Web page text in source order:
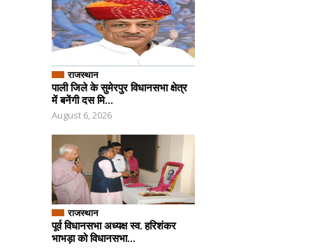
राजस्थान
पाली जिले के सुमेरपुर विधानसभा क्षेत्र
में बनेंगी दस मि...
August 6, 2026
राजस्थान
पूर्व विधानसभा अध्यक्ष स्व. हरिशंकर
भाभड़ा को विधानसभा...